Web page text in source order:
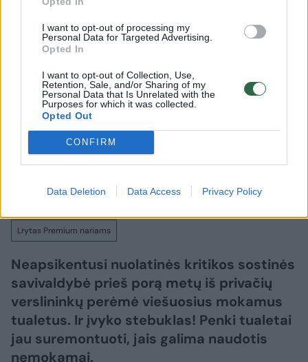
I want to opt-out of processing my
Personal Data for Targeted Advertising.
Opted In
I want to opt-out of Collection, Use,
Retention, Sale, and/or Sharing of my
Personal Data that Is Unrelated with the
Purposes for which it was collected.
Opted Out
CONFIRM
Data Deletion Data Access Privacy Policy
Verslas Rinkos pulsas
Sostinėje nutiko kažkoks
stebuklas: išvarė verslininkus, bet
šias vietas dabar lygina su SPA(1)
Lrytas Premium nariams
Neapsikentusi nuolatinės kritikos sostinės
savivaldybė prieš porą metų iš privačių
verslininkų perėmė viešuosius mokamus
tualetus. Ir įvyko stebuklas! Penki tualetai
jau suremontuoti, jais galima naudotis
nemokamai.